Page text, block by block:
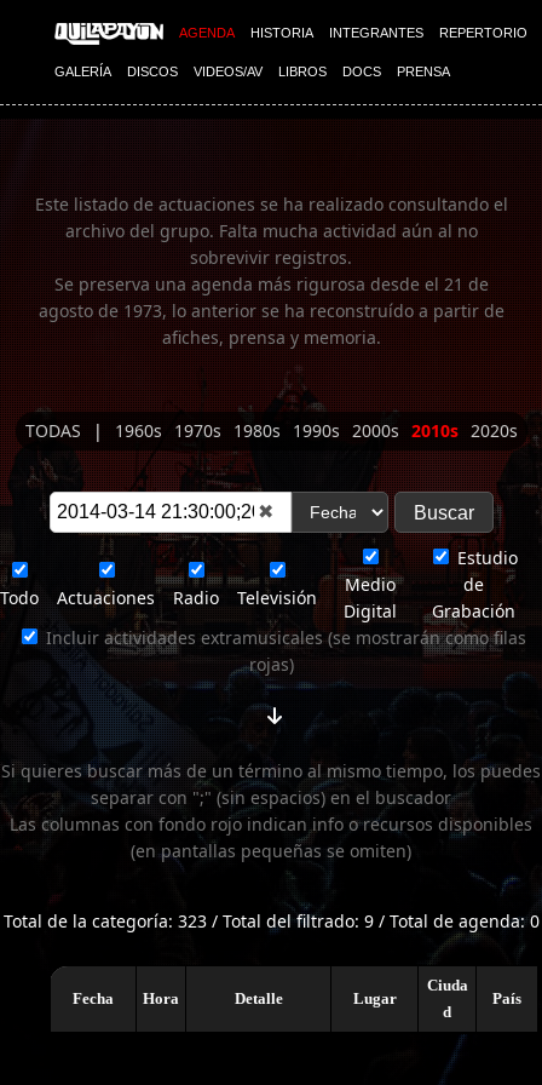
AGENDA HISTORIA INTEGRANTES REPERTORIO
GALERÍA DISCOS VIDEOS/AV LIBROS DOCS PRENSA
Imagen 01
Este listado de actuaciones se ha realizado consultando el
archivo del grupo. Falta mucha actividad aún al no
sobrevivir registros.
Se preserva una agenda más rigurosa desde el 21 de
agosto de 1973, lo anterior se ha reconstruído a partir de
afiches, prensa y memoria.
TODAS | 1960s 1970s 1980s 1990s 2000s 2010s 2020s
✖
Todo Actuaciones Radio Televisión
Medio
Digital
Estudio
de
Grabación
Incluir actividades extramusicales (se mostrarán como filas
rojas)
Si quieres buscar más de un término al mismo tiempo, los puedes
separar con ";" (sin espacios) en el buscador
Las columnas con fondo rojo indican info o recursos disponibles
(en pantallas pequeñas se omiten)
Total de la categoría: 323 / Total del filtrado: 9 / Total de agenda: 0
Fecha Hora Detalle Lugar
Ciuda
d
País